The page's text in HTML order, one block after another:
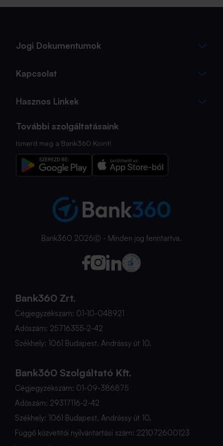
Jogi Dokumentumok
Kapcsolat
Hasznos Linkek
További szolgáltatásaink
Ismerd meg a Bank360 Koint!
Bank360 2026Ⓒ - Minden jog fenntartva.
Bank360 Zrt.
Cégjegyzékszám: 01-10-048921
Adószám: 25716355-2-42
Székhely: 1061 Budapest, Andrássy út 10.
Bank360 Szolgáltató Kft.
Cégjegyzékszám: 01-09-386875
Adószám: 29317116-2-42
Székhely: 1061 Budapest, Andrássy út 10.
Függő közvetítői nyilvántartási szám: 221072600123